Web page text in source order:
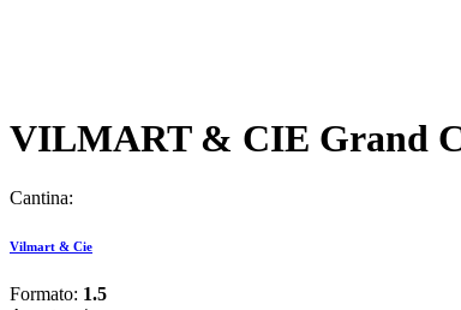
VILMART & CIE Grand
Cantina:
Vilmart & Cie
Formato: 1.5